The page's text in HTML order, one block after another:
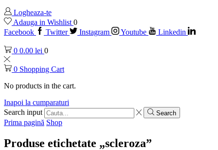
Logheaza-te
Adauga in Wishlist 0
Facebook
Twitter Instagram Youtube Linkedin
0 0.00 lei 0
0 Shopping Cart
No products in the cart.
Inapoi la cumparaturi
Search input
Search
Prima pagină Shop
Produse etichetate „scleroza”